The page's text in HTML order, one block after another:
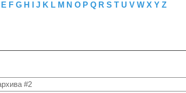
E F G H J K L M N O P Q R S T U V W X Y Z
#2